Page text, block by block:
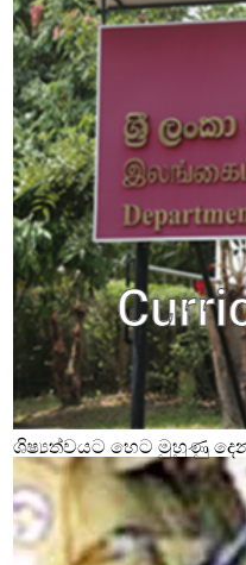
ශිෂ්‍යත්වයට හෙට මුහුණු